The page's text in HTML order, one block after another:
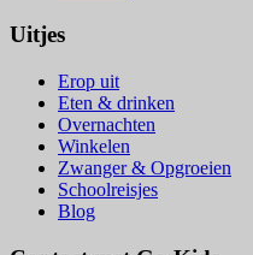
Uitjes
Erop uit
Eten & drinken
Overnachten
Winkelen
Zwanger & Opgroeien
Schoolreisjes
Blog